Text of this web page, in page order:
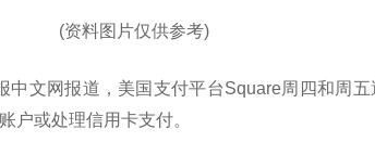
(资料图片仅供参考)
中文网报道，美国支付平台Square周四和周
户或处理信用卡支付。